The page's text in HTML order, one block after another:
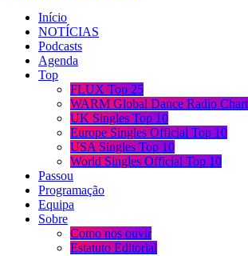
Início
NOTÍCIAS
Podcasts
Agenda
Top
FLUX Top 25
WARM Global Dance Radio
UK Singles Top 10
Europe Singles Official Top 10
USA Singles Top 10
World Singles Official Top 10
Passou
Programação
Equipa
Sobre
Como nos ouvir
Estatuto Editorial